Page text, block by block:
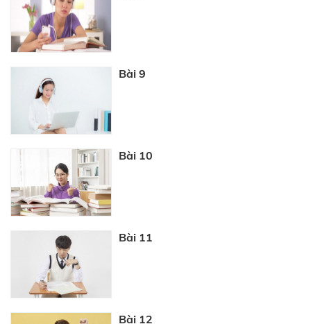
Bài 9
Bài 10
Bài 11
Bài 12